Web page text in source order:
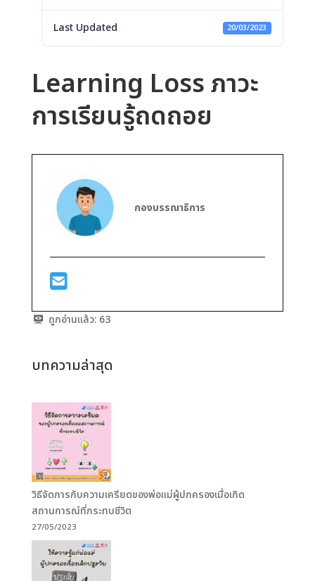
Last Updated 20/03/2023
Learning Loss ภาวะ
การเรียนรู้ถดถอย
กองบรรณาธิการ
ถูกอ่านแล้ว: 63
บทความล่าสุด
วิธีจัดการกับความเครียดของพ่อแม่ผู้ปกครองเมื่อเกิด
สถานการณ์ที่กระทบชีวิต
27/05/2023